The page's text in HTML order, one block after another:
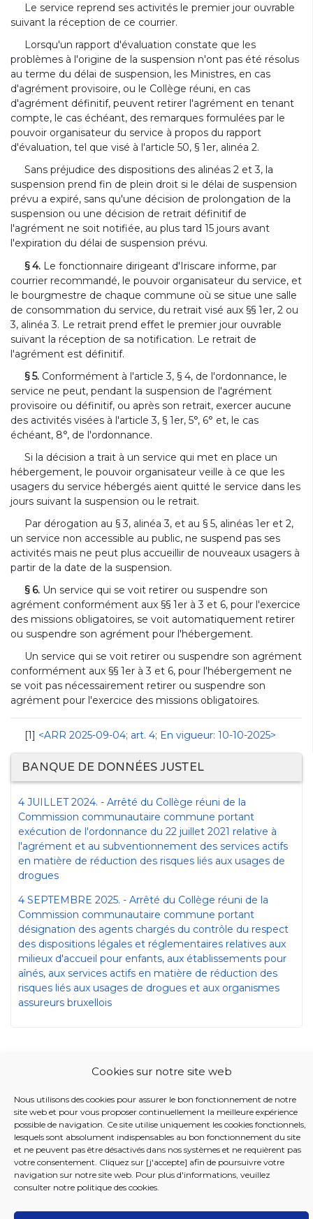
Cookies sur notre site web
Nous utilisons des cookies pour assurer le bon fonctionnement de notre
site web et pour vous proposer continuellement la meilleure expérience
possible de navigation. Ce site utilise uniquement les cookies fonctionnels,
lesquels sont absolument indispensables au bon fonctionnement du site
et ne peuvent pas être désactivés dans nos systèmes et ne requièrent pas
votre consentement. Cliquez sur [j'accepte] afin de poursuivre votre
navigation sur notre site web. Pour plus d'informations, veuillez
consulter notre politique des cookies.
Le service reprend ses activités le premier jour ouvrable
suivant la réception de ce courrier.
Lorsqu'un rapport d'évaluation constate que les
problèmes à l'origine de la suspension n'ont pas été résolus
au terme du délai de suspension, les Ministres, en cas
d'agrément provisoire, ou le Collège réuni, en cas
d'agrément définitif, peuvent retirer l'agrément en tenant
compte, le cas échéant, des remarques formulées par le
pouvoir organisateur du service à propos du rapport
d'évaluation, tel que visé à l'article 50, § 1er, alinéa 2.
Sans préjudice des dispositions des alinéas 2 et 3, la
suspension prend fin de plein droit si le délai de suspension
prévu a expiré, sans qu'une décision de prolongation de la
suspension ou une décision de retrait définitif de
l'agrément ne soit notifiée, au plus tard 15 jours avant
l'expiration du délai de suspension prévu.
§ 4. Le fonctionnaire dirigeant d'Iriscare informe, par
courrier recommandé, le pouvoir organisateur du service, et
le bourgmestre de chaque commune où se situe une salle
de consommation du service, du retrait visé aux §§ 1er, 2 ou
3, alinéa 3. Le retrait prend effet le premier jour ouvrable
suivant la réception de sa notification. Le retrait de
l'agrément est définitif.
§ 5. Conformément à l'article 3, § 4, de l'ordonnance, le
service ne peut, pendant la suspension de l'agrément
provisoire ou définitif, ou après son retrait, exercer aucune
des activités visées à l'article 3, § 1er, 5°, 6° et, le cas
échéant, 8°, de l'ordonnance.
Si la décision a trait à un service qui met en place un
hébergement, le pouvoir organisateur veille à ce que les
usagers du service hébergés aient quitté le service dans les
jours suivant la suspension ou le retrait.
Par dérogation au § 3, alinéa 3, et au § 5, alinéas 1er et 2,
un service non accessible au public, ne suspend pas ses
activités mais ne peut plus accueillir de nouveaux usagers à
partir de la date de la suspension.
§ 6. Un service qui se voit retirer ou suspendre son
agrément conformément aux §§ 1er à 3 et 6, pour l'exercice
des missions obligatoires, se voit automatiquement retirer
ou suspendre son agrément pour l'hébergement.
Un service qui se voit retirer ou suspendre son agrément
conformément aux §§ 1er à 3 et 6, pour l'hébergement ne
se voit pas nécessairement retirer ou suspendre son
agrément pour l'exercice des missions obligatoires.
[1] <ARR 2025-09-04; art. 4; En vigueur: 10-10-2025>
BANQUE DE DONNÉES JUSTEL
4 JUILLET 2024. - Arrêté du Collège réuni de la
Commission communautaire commune portant
exécution de l'ordonnance du 22 juillet 2021 relative à
l'agrément et au subventionnement des services actifs
en matière de réduction des risques liés aux usages de
drogues
4 SEPTEMBRE 2025. - Arrêté du Collège réuni de la
Commission communautaire commune portant
désignation des agents chargés du contrôle du respect
des dispositions légales et réglementaires relatives aux
milieux d'accueil pour enfants, aux établissements pour
aînés, aux services actifs en matière de réduction des
risques liés aux usages de drogues et aux organismes
assureurs bruxellois
2026 Iriscare